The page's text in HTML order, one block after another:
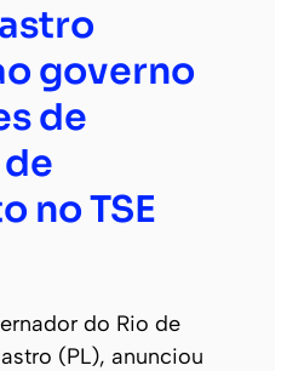
governo
de
no TSE
do Rio de
(PL), anunciou